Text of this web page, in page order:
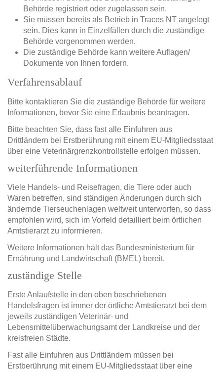
Behörde registriert oder zugelassen sein.
Sie müssen bereits als Betrieb in Traces NT angelegt
sein. Dies kann in Einzelfällen durch die zuständige
Behörde vorgenommen werden.
Die zuständige Behörde kann weitere Auflagen/
Dokumente von Ihnen fordern.
Verfahrensablauf
Bitte kontaktieren Sie die zuständige Behörde für weitere
Informationen, bevor Sie eine Erlaubnis beantragen.
Bitte beachten Sie, dass fast alle Einfuhren aus
Drittländern bei Erstberührung mit einem EU-Mitgliedsstaat
über eine Veterinärgrenzkontrollstelle erfolgen müssen.
weiterführende Informationen
Viele Handels- und Reisefragen, die Tiere oder auch
Waren betreffen, sind ständigen Änderungen durch sich
ändernde Tierseuchenlagen weltweit unterworfen, so dass
empfohlen wird, sich im Vorfeld detailliert beim örtlichen
Amtstierarzt zu informieren.
Weitere Informationen hält das Bundesministerium für
Ernährung und Landwirtschaft (BMEL) bereit.
zuständige Stelle
Erste Anlaufstelle in den oben beschriebenen
Handelsfragen ist immer der örtliche Amtstierarzt bei dem
jeweils zuständigen Veterinär- und
Lebensmittelüberwachungsamt der Landkreise und der
kreisfreien Städte.
Fast alle Einfuhren aus Drittländern müssen bei
Erstberührung mit einem EU-Mitgliedsstaat über eine